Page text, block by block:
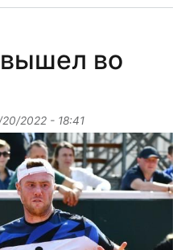
во
2022 - 18:41